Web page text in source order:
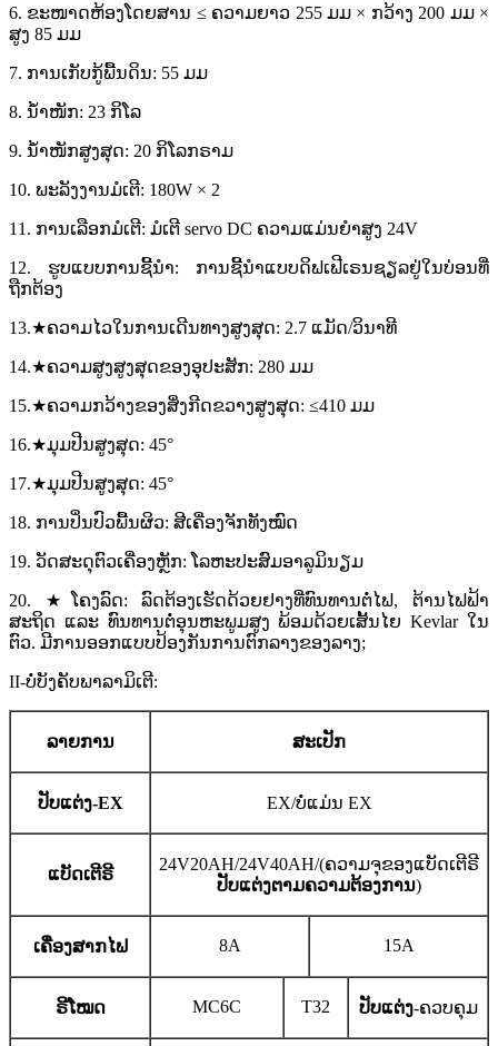
6. ຂະໜາດຫ້ອງໂດຍສານ ≤ ຄວາມຍາວ 255 ມມ × ກວ້າງ 200 ມມ ×
ສູງ 85 ມມ
7. ການເກັບກູ້ພື້ນດິນ: 55 ມມ
8. ນ້ຳໜັກ: 23 ກິໂລ
9. ນ້ຳໜັກສູງສຸດ: 20 ກິໂລກຣາມ
10. ພະລັງງານມໍເຕີ: 180W × 2
11. ການເລືອກມໍເຕີ: ມໍເຕີ servo DC ຄວາມແມ່ນຍໍາສູງ 24V
12. ຮູບແບບການຊີ້ນຳ: ການຊີ້ນຳແບບດິຟເຟີເຣນຊຽລຢູ່ໃນບ່ອນທີ່
ຖືກຕ້ອງ
13.★ຄວາມໄວໃນການເດີນທາງສູງສຸດ: 2.7 ແມັດ/ວິນາທີ
14.★ຄວາມສູງສູງສຸດຂອງອຸປະສັກ: 280 ມມ
15.★ຄວາມກວ້າງຂອງສິ່ງກີດຂວາງສູງສຸດ: ≤410 ມມ
16.★ມຸມປີນສູງສຸດ: 45°
17.★ມຸມປີນສູງສຸດ: 45°
18. ການປິ່ນປົວພື້ນຜິວ: ສີເຄື່ອງຈັກທັງໝົດ
19. ວັດສະດຸຕົວເຄື່ອງຫຼັກ: ໂລຫະປະສົມອາລູມິນຽມ
20. ★ໂຄງລົດ: ລົດຕ້ອງເຮັດດ້ວຍຢາງທີ່ທົນທານຕໍ່ໄຟ, ຕ້ານໄຟຟ້າ
ສະຖິດ ແລະ ທົນທານຕໍ່ອຸນຫະພູມສູງ ພ້ອມດ້ວຍເສັ້ນໄຍ Kevlar ໃນ
ຕົວ. ມີການອອກແບບປ້ອງກັນການຕົກລາງຂອງລາງ;
II-ບໍ່ບັງຄັບພາລາມິເຕີ:
ລາຍການ ສະເປັກ
ປັບແຕ່ງ-EX EX/ບໍ່ແມ່ນ EX
ແບັດເຕີຣີ
24V20AH/24V40AH/(ຄວາມຈຸຂອງແບັດເຕີຣີ
ປັບແຕ່ງຕາມຄວາມຕ້ອງການ)
ເຄື່ອງສາກໄຟ 8A 15A
ຣີໂໝດ MC6C T32 ປັບແຕ່ງ-ຄວບຄຸມ